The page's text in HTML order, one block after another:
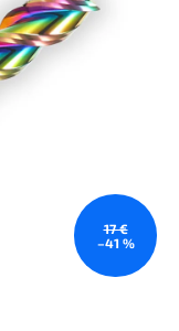
17 €
–41 %